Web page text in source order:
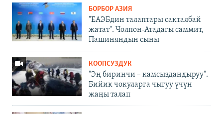
БОРБОР АЗИЯ
"ЕАЭБдин талаптары сакталбай
жатат". Чолпон-Атадагы саммит,
Пашиняндын сыны
КООПСУЗДУК
"Эң биринчи – камсыздандыруу".
Бийик чокуларга чыгуу үчүн
жаңы талап